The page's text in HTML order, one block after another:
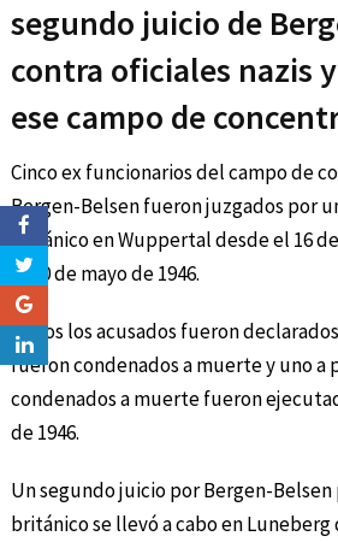
segundo juicio de
contra oficiales nazis
ese campo de
Cinco ex funcionarios del campo de
Bergen-Belsen fueron juzgados por
británico en Wuppertal desde el 16
el 30 de mayo de 1946.
Todos los acusados fueron
fueron condenados a muerte y uno a
condenados a muerte fueron
de 1946.
Un segundo juicio por Bergen-
británico se llevó a cabo en Luneberg